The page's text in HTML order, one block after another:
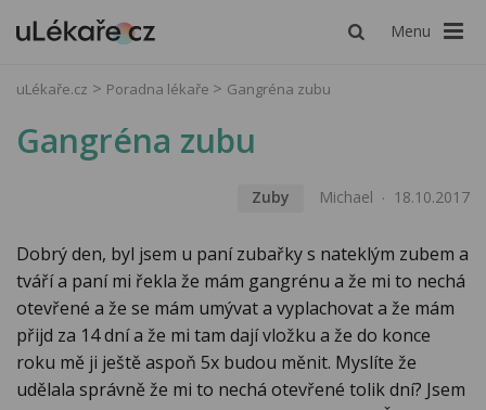
Menu
uLékaře.cz Poradna lékaře Gangréna zubu
Gangréna zubu
Zuby Michael 18.10.2017
Dobrý den, byl jsem u paní zubařky s nateklým zubem a
tváří a paní mi řekla že mám gangrénu a že mi to nechá
otevřené a že se mám umývat a vyplachovat a že mám
přijd za 14 dní a že mi tam dají vložku a že do konce
roku mě ji ještě aspoň 5x budou měnit. Myslíte že
udělala správně že mi to nechá otevřené tolik dní? Jsem